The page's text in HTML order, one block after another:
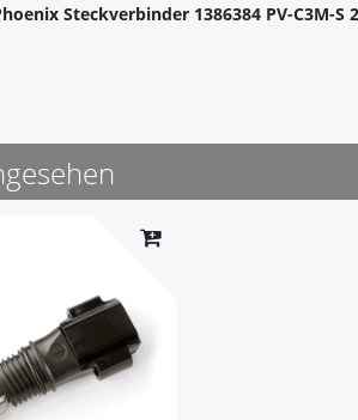
Steckverbinder 1386384 PV-C3M-S